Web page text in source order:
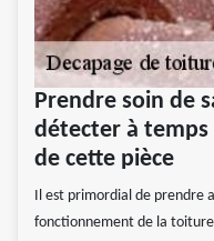
Prendre soin de
détecter à
de cette pièce
Il est primordial de prendre
fonctionnement de la